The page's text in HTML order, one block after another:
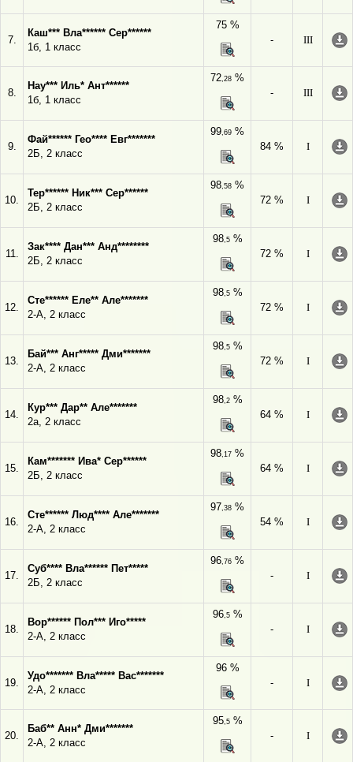
7.
Каш*** Вла****** Сер******
1б, 1 класс
75 %
-
III
8.
Нау*** Иль* Ант******
1б, 1 класс
72,28 %
-
III
9.
Фай****** Гео**** Евг*******
2Б, 2 класс
99,69 %
84 %
I
10.
Тер****** Ник*** Сер******
2Б, 2 класс
98,58 %
72 %
I
11.
Зак**** Дан*** Анд********
2Б, 2 класс
98,5%
72 %
I
12.
Сте****** Еле** Але*******
2-А, 2 класс
98,5%
72 %
I
13.
Бай*** Анг***** Дми*******
2-А, 2 класс
98,5%
72 %
I
14.
Кур*** Дар** Але*******
2а, 2 класс
98,2%
64 %
I
15.
Кам******* Ива* Сер******
2Б, 2 класс
98,17 %
64 %
I
16.
Сте****** Люд**** Але*******
2-А, 2 класс
97,38 %
54 %
I
17.
Суб**** Вла****** Пет*****
2Б, 2 класс
96,76 %
-
I
18.
Вор****** Пол*** Иго*****
2-А, 2 класс
96,5%
-
I
19.
Удо******* Вла***** Вас*******
2-А, 2 класс
96 %
-
I
20.
Баб** Анн* Дми*******
2-А, 2 класс
95,5%
-
I